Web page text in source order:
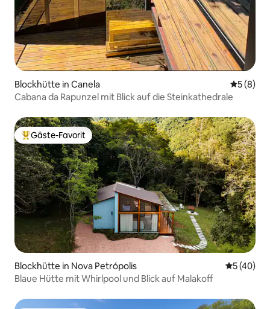
Blockhütte in Canela
5 (8)
Cabana da Rapunzel mit Blick auf die Steinkathedrale
Beliebter Gäste-Favorit.
Gäste-Favorit
Blockhütte in Nova Petrópolis
5 (40)
Blaue Hütte mit Whirlpool und Blick auf Malakoff